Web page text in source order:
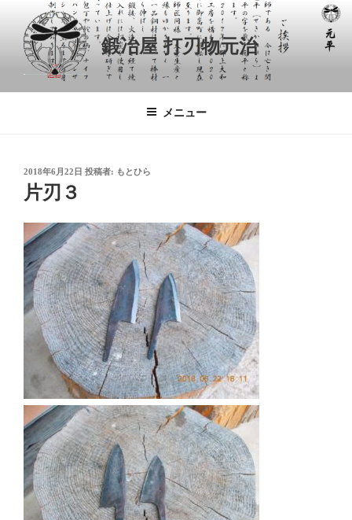
鍛冶屋 打刃物元治
メニュー
投
稿
日:
2018年6月22日 投稿者: もとひら
片刃３